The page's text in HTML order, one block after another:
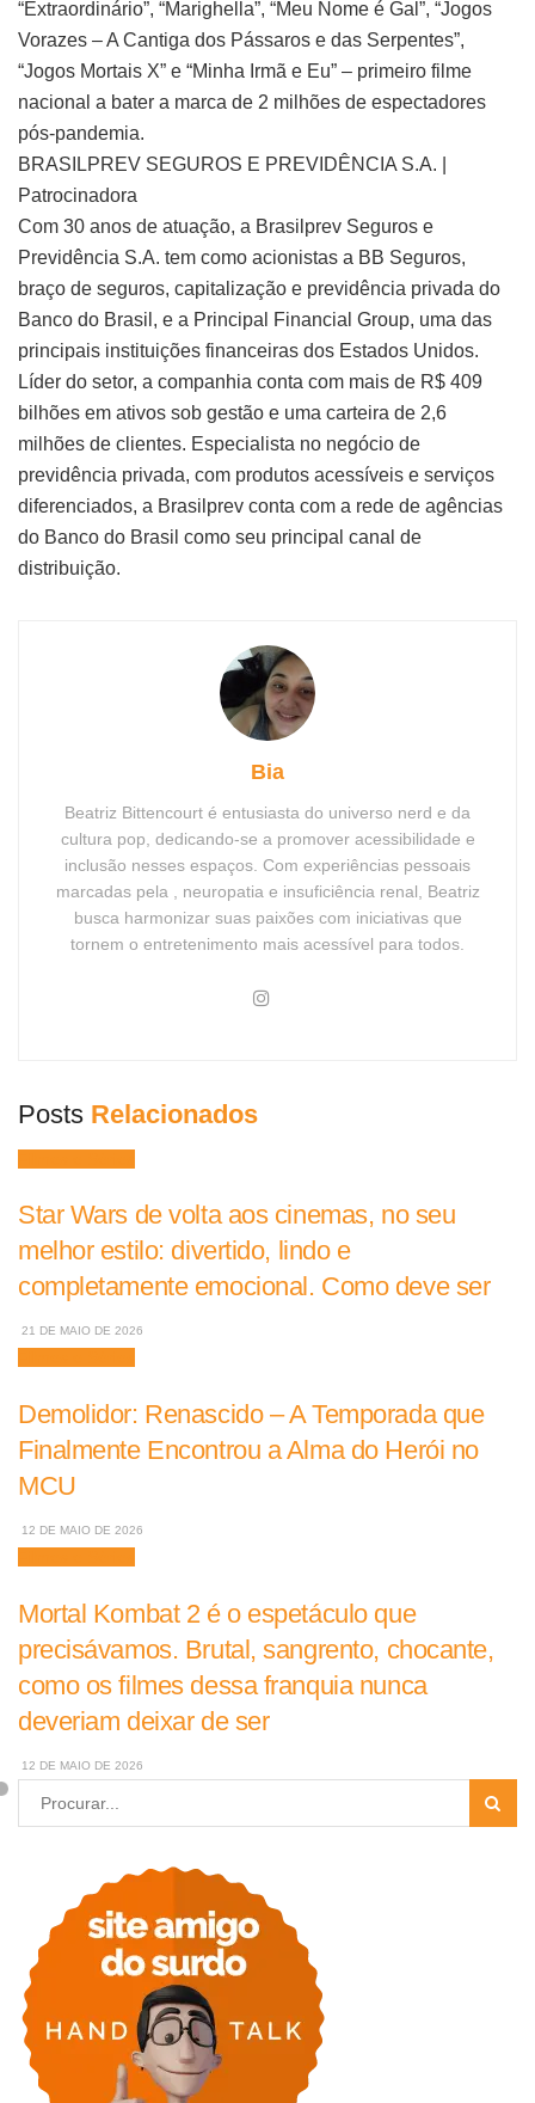
“Extraordinário”, “Marighella”, “Meu Nome é Gal”, “Jogos
Vorazes – A Cantiga dos Pássaros e das Serpentes”,
“Jogos Mortais X” e “Minha Irmã e Eu” – primeiro filme
nacional a bater a marca de 2 milhões de espectadores
pós-pandemia.
BRASILPREV SEGUROS E PREVIDÊNCIA S.A. |
Patrocinadora
Com 30 anos de atuação, a Brasilprev Seguros e
Previdência S.A. tem como acionistas a BB Seguros,
braço de seguros, capitalização e previdência privada do
Banco do Brasil, e a Principal Financial Group, uma das
principais instituições financeiras dos Estados Unidos.
Líder do setor, a companhia conta com mais de R$ 409
bilhões em ativos sob gestão e uma carteira de 2,6
milhões de clientes. Especialista no negócio de
previdência privada, com produtos acessíveis e serviços
diferenciados, a Brasilprev conta com a rede de agências
do Banco do Brasil como seu principal canal de
distribuição.
Bia
Beatriz Bittencourt é entusiasta do universo nerd e da
cultura pop, dedicando-se a promover acessibilidade e
inclusão nesses espaços. Com experiências pessoais
marcadas pela , neuropatia e insuficiência renal, Beatriz
busca harmonizar suas paixões com iniciativas que
tornem o entretenimento mais acessível para todos.
Posts Relacionados
Star Wars de volta aos cinemas, no seu
melhor estilo: divertido, lindo e
completamente emocional. Como deve ser
21 DE MAIO DE 2026
Demolidor: Renascido – A Temporada que
Finalmente Encontrou a Alma do Herói no
MCU
12 DE MAIO DE 2026
Mortal Kombat 2 é o espetáculo que
precisávamos. Brutal, sangrento, chocante,
como os filmes dessa franquia nunca
deveriam deixar de ser
12 DE MAIO DE 2026